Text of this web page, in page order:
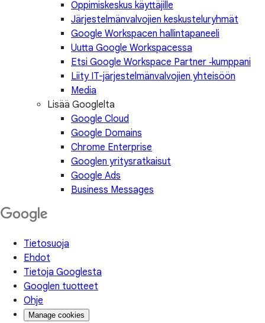
Oppimiskeskus käyttäjille
Järjestelmänvalvojien keskusteluryhmät
Google Workspacen hallintapaneeli
Uutta Google Workspacessa
Etsi Google Workspace Partner ‑kumppani
Liity IT-järjestelmänvalvojien yhteisöön
Media
Lisää Googlelta
Google Cloud
Google Domains
Chrome Enterprise
Googlen yritysratkaisut
Google Ads
Business Messages
Tietosuoja
Ehdot
Tietoja Googlesta
Googlen tuotteet
Ohje
Manage cookies